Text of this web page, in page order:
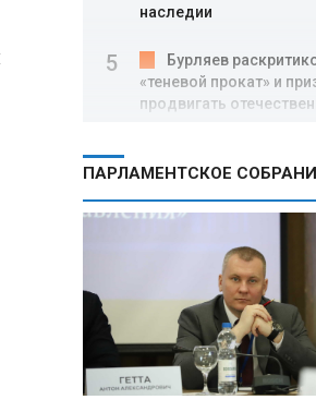
наследии
Бурляев
«теневой прокат» и
продвигать
провел кадровые
комитета и внутренних
Ольга Казакова:
сохранения
памяти в России
но требует дальнейшего
укрепления
ПАРЛАМЕНТСКОЕ